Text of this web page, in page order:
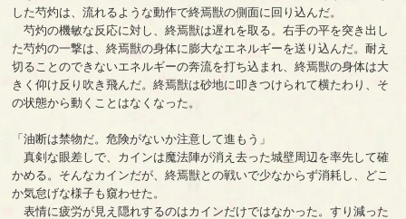
した芍灼は、流れるような動作で終焉獣の側面に回り込んだ。
芍灼の機敏な反応に対し、終焉獣は遅れを取る。右手の平を突き出し
た芍灼の一撃は、終焉獣の身体に膨大なエネルギーを送り込んだ。耐え
切ることのできないエネルギーの奔流を打ち込まれ、終焉獣の身体は大
きく仰け反り吹き飛んだ。終焉獣は砂地に叩きつけられて横たわり、そ
の状態から動くことはなくなった。
「油断は禁物だ。危険がないか注意して進もう」
真剣な眼差しで、カインは魔法陣が消え去った城壁周辺を率先して確
かめる。そんなカインだが、終焉獣との戦いで少なからず消耗し、どこ
か気怠げな様子も窺わせた。
表情に疲労が見え隠れするのはカインだけではなかった。すり減った